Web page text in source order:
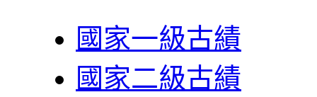
國家一級古績
國家二級古績